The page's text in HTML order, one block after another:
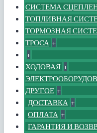
СИСТЕМА
ТОПЛИВНАЯ
ТОРМОЗНАЯ
ТРОСА +
+
ХОДОВАЯ +
ДРУГОЕ +
ДОСТАВКА +
ОПЛАТА +
ГАРАНТИЯ И